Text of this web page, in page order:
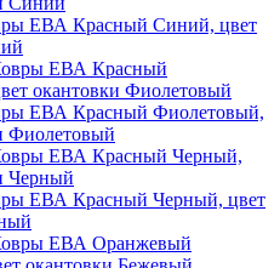
ЕВА Красный Синий, цвет
ЕВА Красный Фиолетовый,
Фиолетовый
ЕВА Красный Черный, цвет